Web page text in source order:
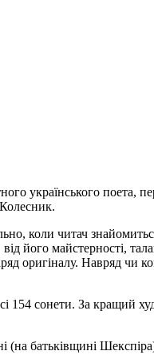
українського поета,
коли читач
його майстерності,
оригіналу. Навряд чи
сонети. За кращий
батьківщині